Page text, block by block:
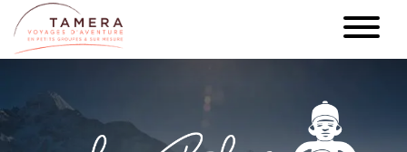
Aller
au
contenu